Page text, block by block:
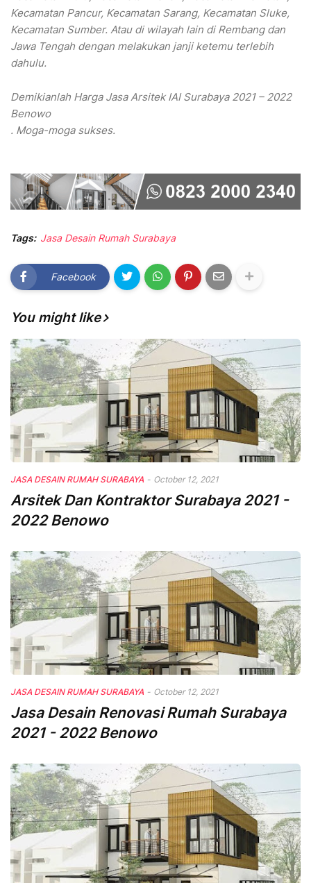
Kecamatan Pancur, Kecamatan Sarang, Kecamatan Sluke,
Kecamatan Sumber. Atau di wilayah lain di Rembang dan
Jawa Tengah dengan melakukan janji ketemu terlebih
dahulu.
Demikianlah Harga Jasa Arsitek IAI Surabaya 2021 – 2022
Benowo
. Moga-moga sukses.
Tags: Jasa Desain Rumah Surabaya
Facebook
You might like
JASA DESAIN RUMAH SURABAYA - October 12, 2021
Arsitek Dan Kontraktor Surabaya 2021 -
2022 Benowo
JASA DESAIN RUMAH SURABAYA - October 12, 2021
Jasa Desain Renovasi Rumah Surabaya
2021 - 2022 Benowo